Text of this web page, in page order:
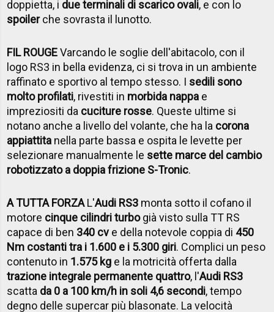
doppietta, i due terminali di scarico ovali, e con lo
spoilerche sovrasta il lunotto.
FIL ROUGEVarcando le soglie dell'abitacolo, con il
logo RS3 in bella evidenza, ci si trova in un ambiente
raffinato e sportivo al tempo stesso. I sedili sono
molto profilati, rivestiti in morbida nappa e
impreziositi da cuciture rosse. Queste ultime si
notano anche a livello del volante, che ha la corona
appiattita nella parte bassa e ospita le levette per
selezionare manualmente le sette marce del cambio
robotizzato a doppia frizione S-Tronic.
A TUTTA FORZAL'Audi RS3 monta sotto il cofano il
motore cinque cilindri turbogià visto sulla TT RS
capace di ben 340 cve della notevole coppia di 450
Nm costanti tra i 1.600 e i 5.300 giri. Complici un peso
contenuto in 1.575 kg e la motricità offerta dalla
trazione integrale permanente quattro, l'Audi RS3
scatta da 0 a 100 km/h in soli 4,6 secondi, tempo
degno delle supercar più blasonate. La velocità